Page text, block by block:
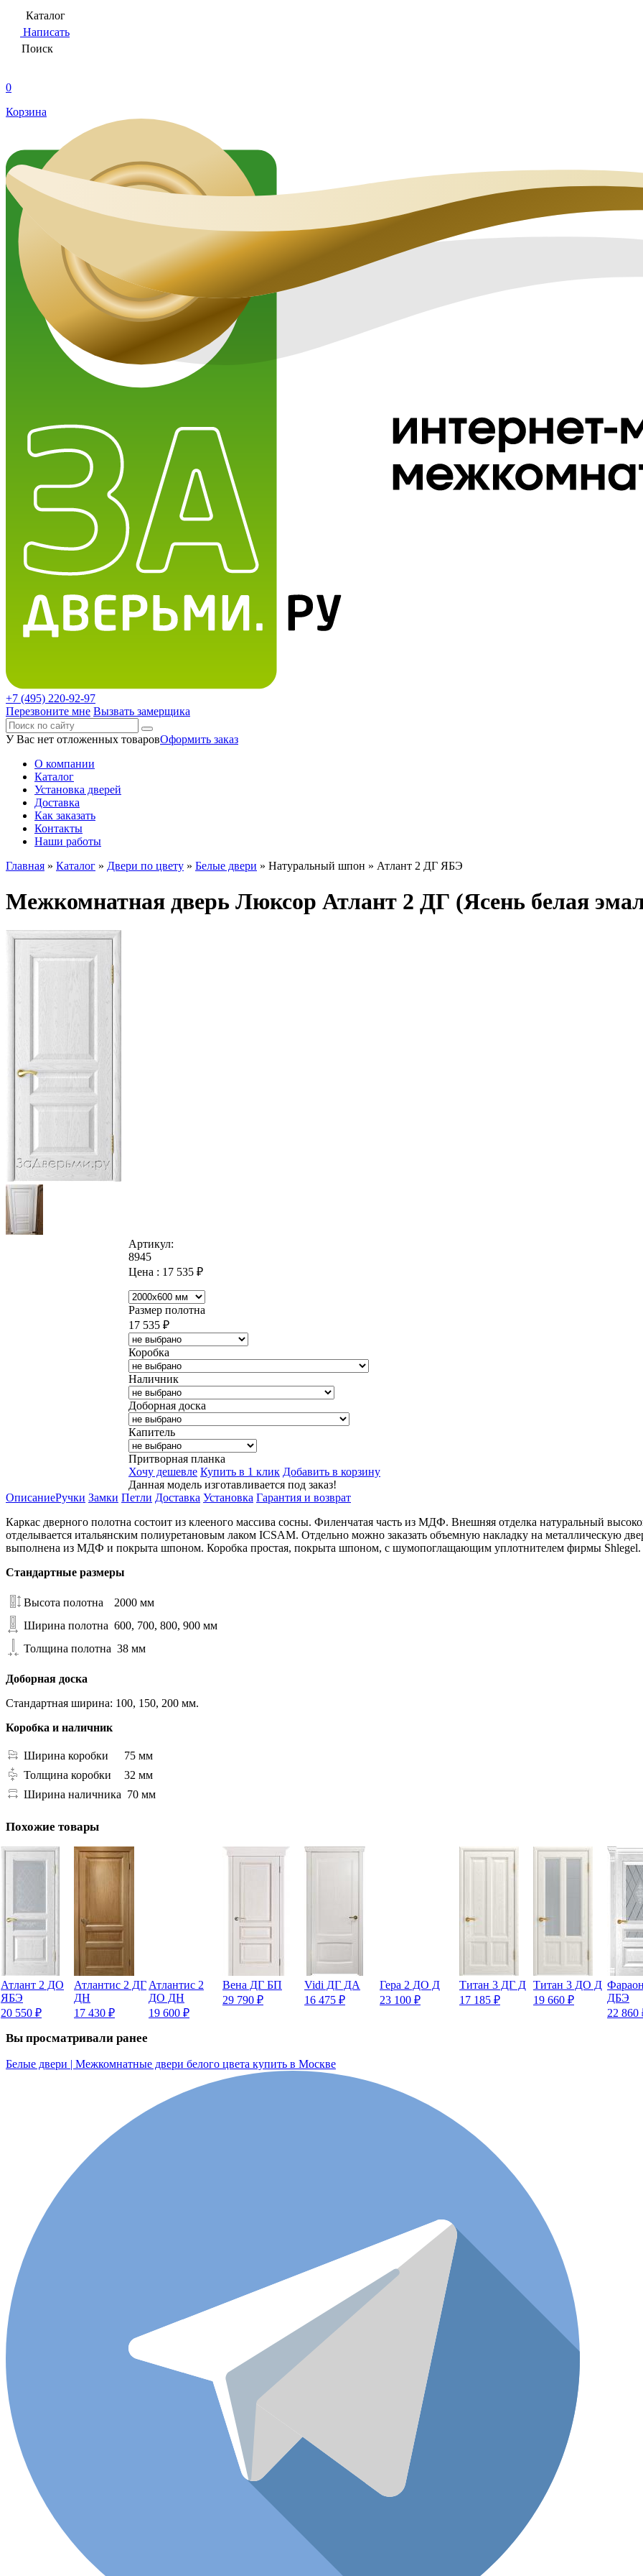
Каталог
Написать
Поиск
0
Корзина
+7 (495) 220-92-97
Перезвоните мне Вызвать замерщика
У Вас нет отложенных товаровОформить заказ
О компании
Каталог
Установка дверей
Доставка
Как заказать
Контакты
Наши работы
Главная » Каталог » Двери по цвету » Белые двери » Натуральный шпон » Атлант 2 ДГ ЯБЭ
Межкомнатная дверь Люксор Атлант 2 ДГ (Ясень белая
Артикул:
8945
Цена : 17 535 ₽
Размер полотна
17 535 ₽
Коробка
Наличник
Доборная доска
Капитель
Притворная планка
Хочу дешевле Купить в 1 клик Добавить в корзину
Данная модель изготавливается под заказ!
ОписаниеРучки Замки Петли Доставка Установка Гарантия и возврат
Каркас дверного полотна состоит из клееного массива сосны. Филенчатая часть из МДФ. Внешняя отделка натуральный
отделывается итальянским полиуретановым лаком ICSAM. Отдельно можно заказать объемную накладку на металлическую
выполнена из МДФ и покрыта шпоном. Коробка простая, покрыта шпоном, с шумопоглащающим уплотнителем фирмы
Стандартные размеры
Высота полотна
2000 мм
Ширина полотна 600, 700, 800, 900 мм
Толщина полотна 38 мм
Доборная доска
Стандартная ширина: 100, 150, 200 мм.
Коробка и наличник
Ширина коробки
75 мм
Толщина коробки
32 мм
Ширина наличника 70 мм
Похожие товары
Атлант 2 ДО
ЯБЭ
20 550 ₽
Атлантис 2 ДГ
ДН
17 430 ₽
Атлантис 2
ДО ДН
19 600 ₽
Вена ДГ БП
29 790 ₽
Vidi ДГ ДА
16 475 ₽
Гера 2 ДО Д
23 100 ₽
Титан 3 ДГ Д
17 185 ₽
Титан 3 ДО Д
19 660 ₽
ДБЭ
22 860
Вы просматривали ранее
Белые двери | Межкомнатные двери белого цвета купить в Москве